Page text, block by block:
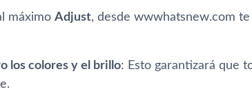
máximo Adjust, desde wwwhatsnew.com
los colores y el brillo: Esto garantizará que